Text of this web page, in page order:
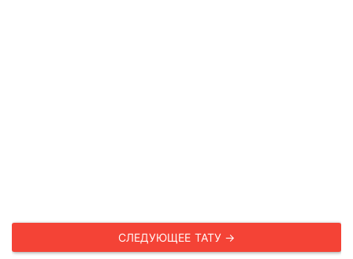
СЛЕДУЮЩЕЕ ТАТУ →